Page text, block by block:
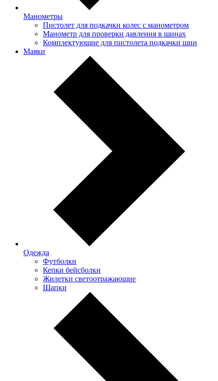
Манометры
Пистолет для подкачки колес с манометром
Манометр для проверки давления в шинах
Комплектующие для пистолета подкачки шин
Маяки
Одежда
Футболки
Кепки бейсболки
Жилетки светоотражающие
Шапки